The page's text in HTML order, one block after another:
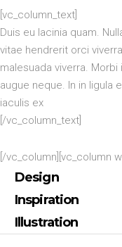
[vc_column_text]
Duis eu lacinia quam.
vitae hendrerit orci
malesuada viverra.
augue neque. In in ligula
iaculis ex
[/vc_column_text]
[/vc_column][vc_column
Design
Inspiration
Illustration